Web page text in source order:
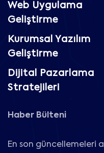
Web Uygulama
Geliştirme
Kurumsal Yazılım
Geliştirme
Dijital Pazarlama
Stratejileri
Haber Bülteni
En son güncellemeleri